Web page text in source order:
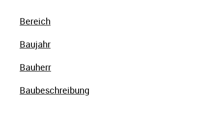
Bereich
Baujahr
Bauherr
Baubeschreibung